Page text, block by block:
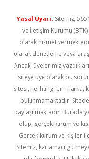
Yasal Uyarı: Sitemiz,
ve İletişim Kurumu (BTK)
olarak hizmet
olarak denetleme veya
Ancak, üyelerimiz
siteye üye olarak bu
sitesi, herhangi bir marka,
bulunmamaktadır.
paylaşılmaktadır. Burada
olup, gerçek kurum ve
Gerçek kurum ve kişiler
Sitemiz, kar amacı